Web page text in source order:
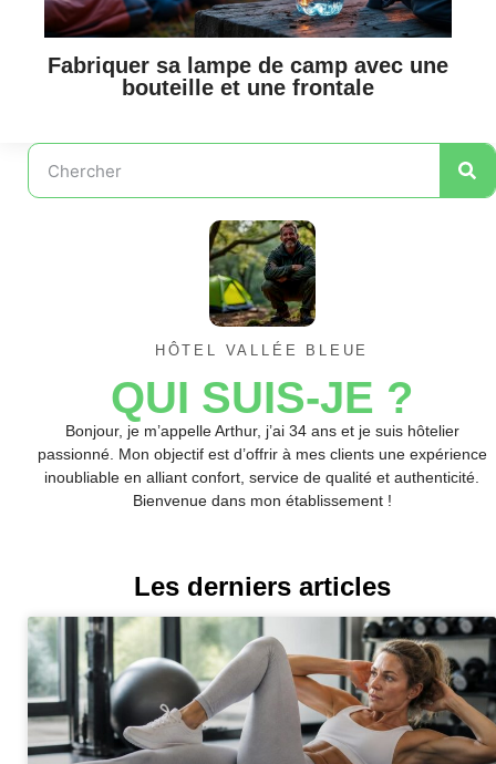
Fabriquer sa lampe de camp avec une
bouteille et une frontale
HÔTEL VALLÉE BLEUE
QUI SUIS-JE ?
Bonjour, je m’appelle Arthur, j’ai 34 ans et je suis hôtelier
passionné. Mon objectif est d’offrir à mes clients une expérience
inoubliable en alliant confort, service de qualité et authenticité.
Bienvenue dans mon établissement !
Les derniers articles